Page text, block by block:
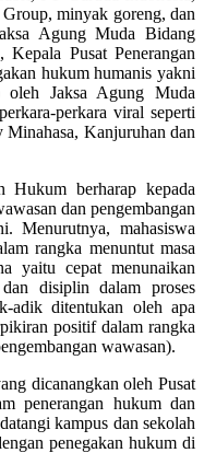
minyak goreng, dan
Agung Muda Bidang
Pusat Penerangan
hukum humanis yakni
oleh Jaksa Agung Muda
perkara viral seperti
Minahasa, Kanjuruhan dan
Hukum berharap kepada
dan pengembangan
Menurutnya, mahasiswa
rangka menuntut masa
yaitu cepat menunaikan
disiplin dalam proses
adik ditentukan oleh apa
positif dalam rangka
wawasan).
dicanangkan oleh Pusat
penerangan hukum dan
kampus dan sekolah
penegakan hukum di